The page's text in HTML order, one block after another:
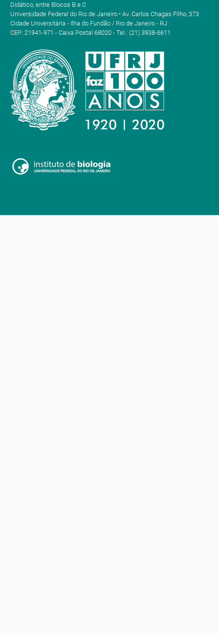
Didático, entre Blocos B e C
Universidade Federal do Rio de Janeiro • Av. Carlos Chagas Filho, 373
Cidade Universitária - Ilha do Fundão / Rio de Janeiro - RJ
CEP: 21941-971 - Caixa Postal 68020 - Tel.: (21) 3938-6611